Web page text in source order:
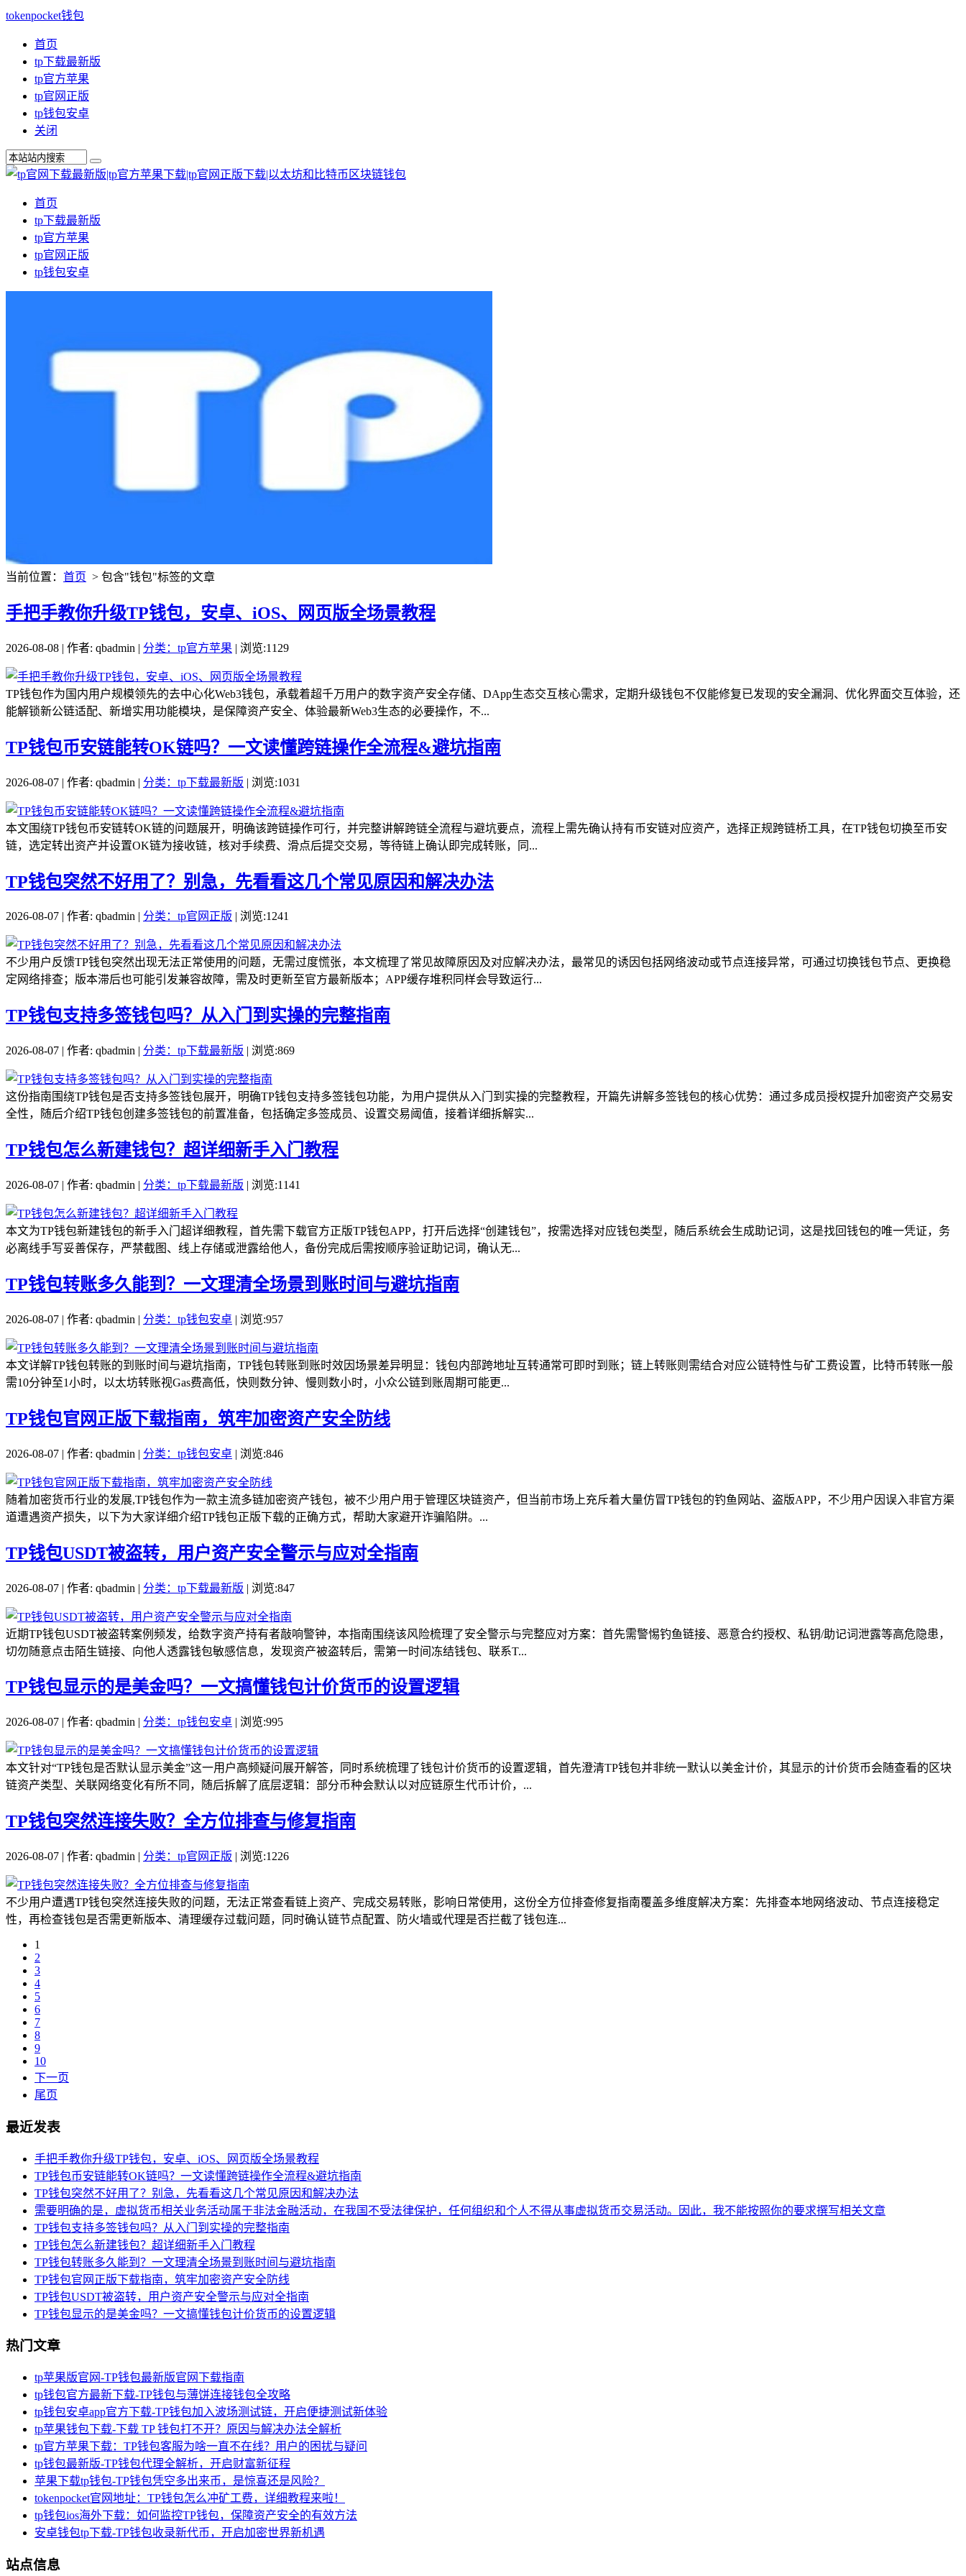
tokenpocket钱包
首页
tp下载最新版
tp官方苹果
tp官网正版
tp钱包安卓
关闭
首页
tp下载最新版
tp官方苹果
tp官网正版
tp钱包安卓
当前位置： 首页 > 包含"钱包"标签的文章
手把手教你升级TP钱包，安卓、iOS、网页版全场景教程
2026-08-08 | 作者: qbadmin | 分类：tp官方苹果 | 浏览:1129
TP钱包作为国内用户规模领先的去中心化Web3钱包，承载着超千万用户的数字资产安全存储、DApp生态交互核心需求，定期升级钱包不仅能修复已发现的安全漏洞、优化界面交互体验，还
能解锁新公链适配、新增实用功能模块，是保障资产安全、体验最新Web3生态的必要操作，不...
TP钱包币安链能转OK链吗？一文读懂跨链操作全流程&避坑指南
2026-08-07 | 作者: qbadmin | 分类：tp下载最新版 | 浏览:1031
本文围绕TP钱包币安链转OK链的问题展开，明确该跨链操作可行，并完整讲解跨链全流程与避坑要点，流程上需先确认持有币安链对应资产，选择正规跨链桥工具，在TP钱包切换至币安
链，选定转出资产并设置OK链为接收链，核对手续费、滑点后提交交易，等待链上确认即完成转账，同...
TP钱包突然不好用了？别急，先看看这几个常见原因和解决办法
2026-08-07 | 作者: qbadmin | 分类：tp官网正版 | 浏览:1241
不少用户反馈TP钱包突然出现无法正常使用的问题，无需过度慌张，本文梳理了常见故障原因及对应解决办法，最常见的诱因包括网络波动或节点连接异常，可通过切换钱包节点、更换稳
定网络排查；版本滞后也可能引发兼容故障，需及时更新至官方最新版本；APP缓存堆积同样会导致运行...
TP钱包支持多签钱包吗？从入门到实操的完整指南
2026-08-07 | 作者: qbadmin | 分类：tp下载最新版 | 浏览:869
这份指南围绕TP钱包是否支持多签钱包展开，明确TP钱包支持多签钱包功能，为用户提供从入门到实操的完整教程，开篇先讲解多签钱包的核心优势：通过多成员授权提升加密资产交易安
全性，随后介绍TP钱包创建多签钱包的前置准备，包括确定多签成员、设置交易阈值，接着详细拆解实...
TP钱包怎么新建钱包？超详细新手入门教程
2026-08-07 | 作者: qbadmin | 分类：tp下载最新版 | 浏览:1141
本文为TP钱包新建钱包的新手入门超详细教程，首先需下载官方正版TP钱包APP，打开后选择“创建钱包”，按需选择对应钱包类型，随后系统会生成助记词，这是找回钱包的唯一凭证，务
必离线手写妥善保存，严禁截图、线上存储或泄露给他人，备份完成后需按顺序验证助记词，确认无...
TP钱包转账多久能到？一文理清全场景到账时间与避坑指南
2026-08-07 | 作者: qbadmin | 分类：tp钱包安卓 | 浏览:957
本文详解TP钱包转账的到账时间与避坑指南，TP钱包转账到账时效因场景差异明显：钱包内部跨地址互转通常可即时到账；链上转账则需结合对应公链特性与矿工费设置，比特币转账一般
需10分钟至1小时，以太坊转账视Gas费高低，快则数分钟、慢则数小时，小众公链到账周期可能更...
TP钱包官网正版下载指南，筑牢加密资产安全防线
2026-08-07 | 作者: qbadmin | 分类：tp钱包安卓 | 浏览:846
随着加密货币行业的发展,TP钱包作为一款主流多链加密资产钱包，被不少用户用于管理区块链资产，但当前市场上充斥着大量仿冒TP钱包的钓鱼网站、盗版APP，不少用户因误入非官方渠
道遭遇资产损失，以下为大家详细介绍TP钱包正版下载的正确方式，帮助大家避开诈骗陷阱。...
TP钱包USDT被盗转，用户资产安全警示与应对全指南
2026-08-07 | 作者: qbadmin | 分类：tp下载最新版 | 浏览:847
近期TP钱包USDT被盗转案例频发，给数字资产持有者敲响警钟，本指南围绕该风险梳理了安全警示与完整应对方案：首先需警惕钓鱼链接、恶意合约授权、私钥/助记词泄露等高危隐患，
切勿随意点击陌生链接、向他人透露钱包敏感信息，发现资产被盗转后，需第一时间冻结钱包、联系T...
TP钱包显示的是美金吗？一文搞懂钱包计价货币的设置逻辑
2026-08-07 | 作者: qbadmin | 分类：tp钱包安卓 | 浏览:995
本文针对“TP钱包是否默认显示美金”这一用户高频疑问展开解答，同时系统梳理了钱包计价货币的设置逻辑，首先澄清TP钱包并非统一默认以美金计价，其显示的计价货币会随查看的区块
链资产类型、关联网络变化有所不同，随后拆解了底层逻辑：部分币种会默认以对应链原生代币计价，...
TP钱包突然连接失败？全方位排查与修复指南
2026-08-07 | 作者: qbadmin | 分类：tp官网正版 | 浏览:1226
不少用户遭遇TP钱包突然连接失败的问题，无法正常查看链上资产、完成交易转账，影响日常使用，这份全方位排查修复指南覆盖多维度解决方案：先排查本地网络波动、节点连接稳定
性，再检查钱包是否需更新版本、清理缓存过载问题，同时确认链节点配置、防火墙或代理是否拦截了钱包连...
1
2
3
4
5
6
7
8
9
10
下一页
尾页
最近发表
手把手教你升级TP钱包，安卓、iOS、网页版全场景教程
TP钱包币安链能转OK链吗？一文读懂跨链操作全流程&避坑指南
TP钱包突然不好用了？别急，先看看这几个常见原因和解决办法
需要明确的是，虚拟货币相关业务活动属于非法金融活动，在我国不受法律保护，任何组织和个人不得从事虚拟货币交易活动。因此，我不能按照你的要求撰写相关文章
TP钱包支持多签钱包吗？从入门到实操的完整指南
TP钱包怎么新建钱包？超详细新手入门教程
TP钱包转账多久能到？一文理清全场景到账时间与避坑指南
TP钱包官网正版下载指南，筑牢加密资产安全防线
TP钱包USDT被盗转，用户资产安全警示与应对全指南
TP钱包显示的是美金吗？一文搞懂钱包计价货币的设置逻辑
热门文章
tp苹果版官网-TP钱包最新版官网下载指南
tp钱包官方最新下载-TP钱包与薄饼连接钱包全攻略
tp钱包安卓app官方下载-TP钱包加入波场测试链，开启便捷测试新体验
tp苹果钱包下载-下载 TP 钱包打不开？原因与解决办法全解析
tp官方苹果下载：TP钱包客服为啥一直不在线？用户的困扰与疑问
tp钱包最新版-TP钱包代理全解析，开启财富新征程
苹果下载tp钱包-TP钱包凭空多出来币，是惊喜还是风险？
tokenpocket官网地址：TP钱包怎么冲矿工费，详细教程来啦！
tp钱包ios海外下载：如何监控TP钱包，保障资产安全的有效方法
安卓钱包tp下载-TP钱包收录新代币，开启加密世界新机遇
站点信息